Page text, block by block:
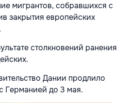
мигрантов, собравшихся с
закрытия европейских
столкновений ранения
Дании продлило
Германией до 3 мая.